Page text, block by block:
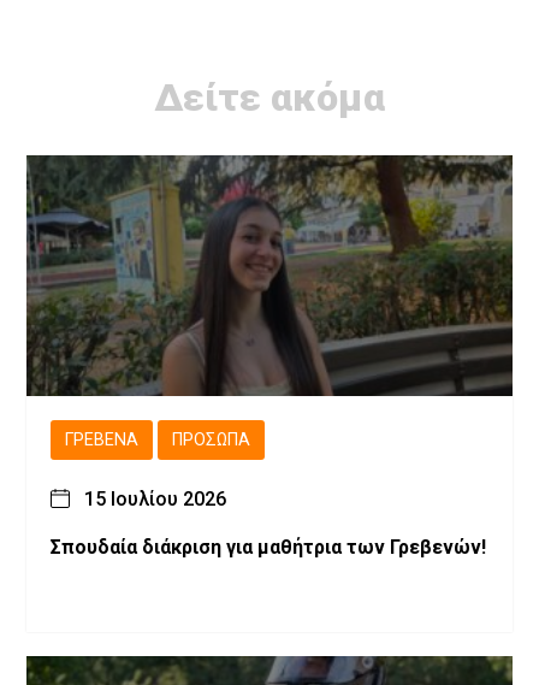
Δείτε ακόμα
ΓΡΕΒΕΝΆ ΠΡΌΣΩΠΑ
15 Ιουλίου 2026
Σπουδαία διάκριση για μαθήτρια των Γρεβενών!